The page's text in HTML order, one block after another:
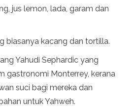
jus lemon, lada, garam dan
biasanya kacang dan tortilla.
Yahudi Sephardic yang
gastronomi Monterrey, kerana
suci bagi mereka dan
untuk Yahweh.